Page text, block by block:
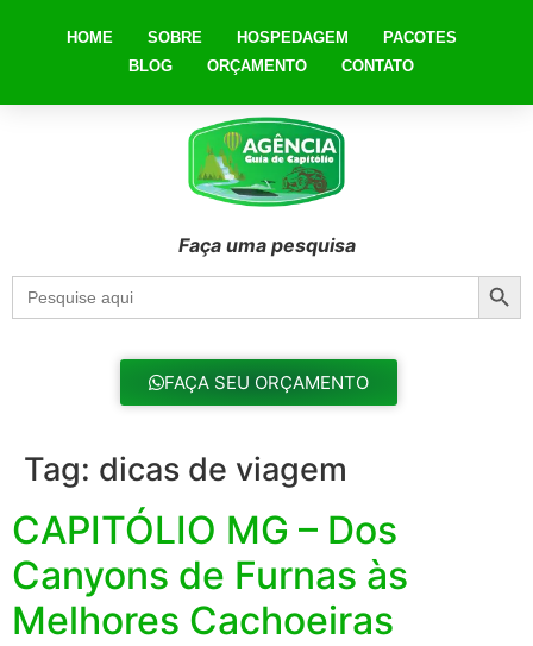
HOME SOBRE HOSPEDAGEM
PACOTES
BLOG
ORÇAMENTO CONTATO
Faça uma pesquisa
Search
for:
FAÇA SEU ORÇAMENTO
Tag: dicas de viagem
CAPITÓLIO MG – Dos
Canyons de Furnas às
Melhores Cachoeiras